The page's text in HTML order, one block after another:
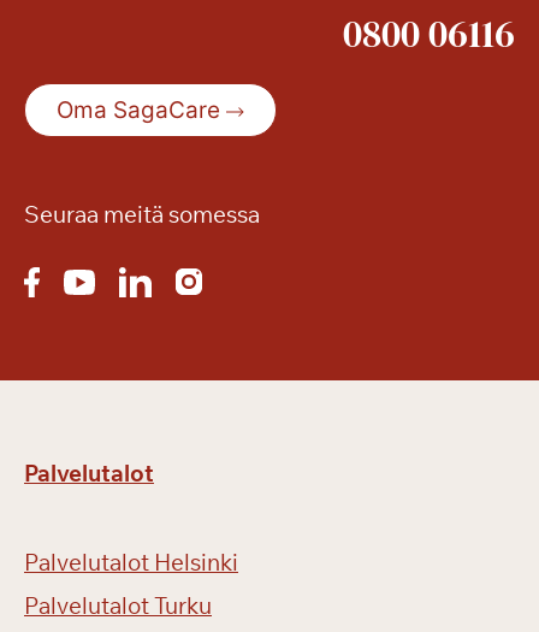
0800 06116
Oma SagaCare
Seuraa meitä somessa
Palvelutalot
Palvelutalot Helsinki
Palvelutalot Turku